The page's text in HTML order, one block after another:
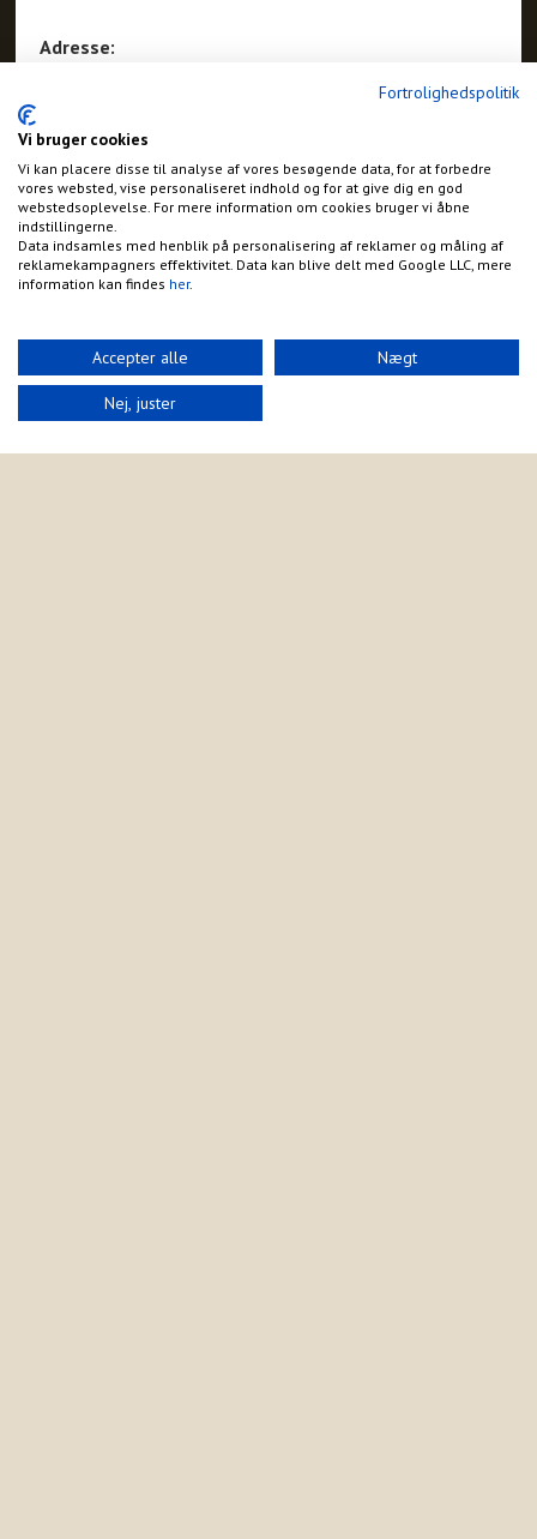
Fortrolighedspolitik
Vi bruger cookies
Vi kan placere disse til analyse af vores besøgende data, for at forbedre
vores websted, vise personaliseret indhold og for at give dig en god
webstedsoplevelse. For mere information om cookies bruger vi åbne
indstillingerne.
Data indsamles med henblik på personalisering af reklamer og måling af
reklamekampagners effektivitet. Data kan blive delt med Google LLC, mere
information kan findes her.
Accepter alle Nægt
Nej, juster
Adresse: